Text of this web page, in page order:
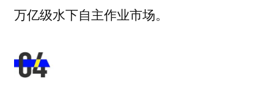
万亿级水下自主作业市场。